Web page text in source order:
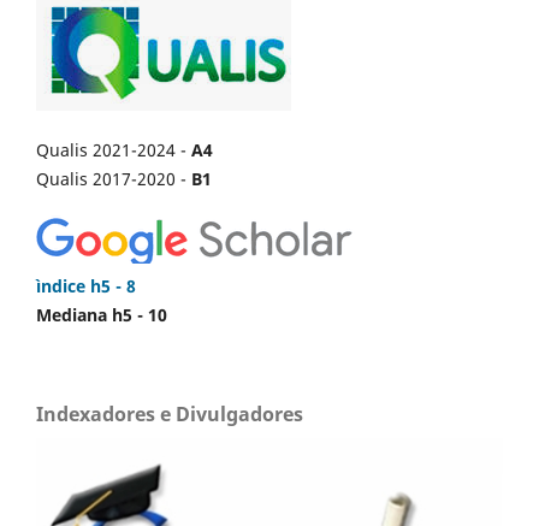
Qualis 2021-2024 - A4
Qualis 2017-2020 - B1
ìndice h5 - 8
Mediana h5 - 10
Indexadores e Divulgadores